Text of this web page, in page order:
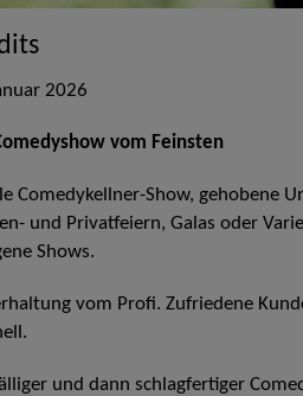
2026
vom Feinsten
Comedykellner-Show, gehobene
und Privatfeiern, Galas oder
Shows.
vom Profi. Zufriedene
und dann schlagfertiger